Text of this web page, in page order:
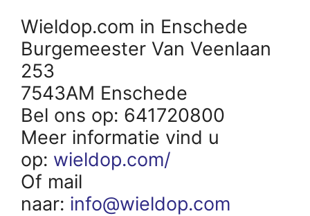
Wieldop.com in Enschede
Burgemeester Van Veenlaan
253
7543AM Enschede
Bel ons op: 641720800
Meer informatie vind u
op: wieldop.com/
Of mail
naar: info@wieldop.com